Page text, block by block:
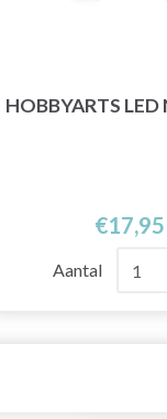
HOBBYARTS LED
€17,95
Aantal